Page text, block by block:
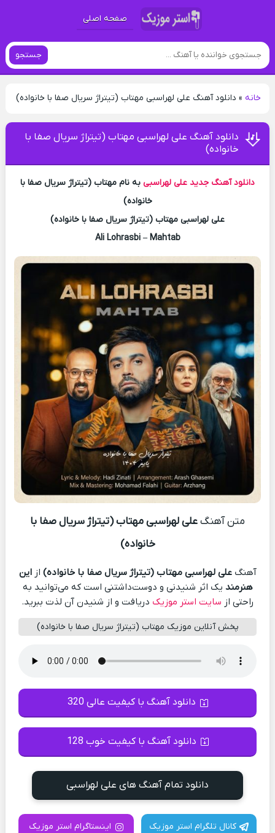
صفحه اصلی
جستجو
خانه» دانلود آهنگ علی لهراسبی مهتاب (تیتراژ سریال صفا با خانواده)
دانلود آهنگ علی لهراسبی مهتاب (تیتراژ سریال صفا با
خانواده)
دانلود آهنگ جدید علی لهراسبی به نام مهتاب (تیتراژ سریال صفا با
خانواده)
علی لهراسبی مهتاب (تیتراژ سریال صفا با خانواده)
Ali Lohrasbi – Mahtab
متن آهنگعلی لهراسبی مهتاب (تیتراژ سریال صفا با
خانواده)
آهنگعلی لهراسبی مهتاب (تیتراژ سریال صفا با خانواده) ازاین
هنرمند یک اثر شنیدنی و دوست‌داشتنی است که می‌توانید به
راحتی از سایت استر موزیک دریافت و از شنیدن آن لذت ببرید.
پخش آنلاین موزیک مهتاب (تیتراژ سریال صفا با خانواده)
دانلود آهنگ با کیفیت عالی 320
دانلود آهنگ با کیفیت خوب 128
دانلود تمام آهنگ های علی لهراسبی
کانال تلگرام استر موزیک اینستاگرام استر موزیک